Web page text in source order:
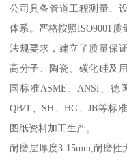
公司具备管道工程测量、
体系。严格按照ISO9001质
法规要求，建立了质量保
高分子、陶瓷、碳化硅及
国标准ASME、ANSI、德
QB/T、SH、HG、JB等标
图纸资料加工生产。
耐磨层厚度3-15mm,耐磨